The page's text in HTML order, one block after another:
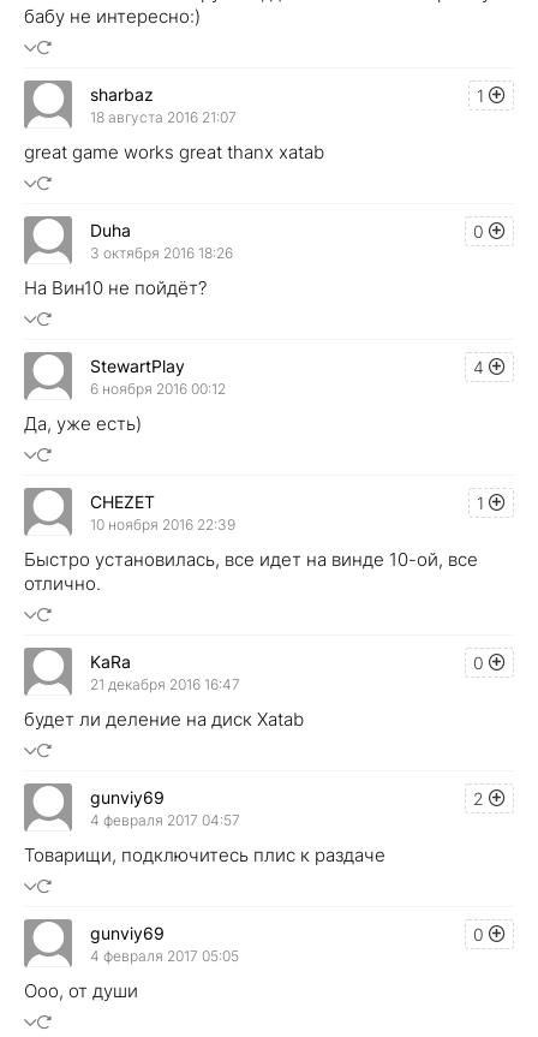
бабу не интересно:)
1
sharbaz
18 августа 2016 21:07
great game works great thanx xatab
0
Duha
3 октября 2016 18:26
На Вин10 не пойдёт?
4
StewartPlay
6 ноября 2016 00:12
Да, уже есть)
1
CHEZET
10 ноября 2016 22:39
Быстро установилась, все идет на винде 10-ой, все
отлично.
0
KaRa
21 декабря 2016 16:47
будет ли деление на диск Xatab
2
gunviy69
4 февраля 2017 04:57
Товарищи, подключитесь плис к раздаче
0
gunviy69
4 февраля 2017 05:05
Ооо, от души